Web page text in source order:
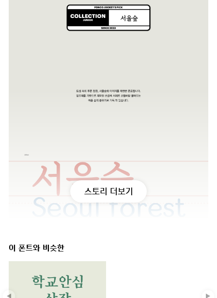
스토리 더보기
이 폰트와 비슷한